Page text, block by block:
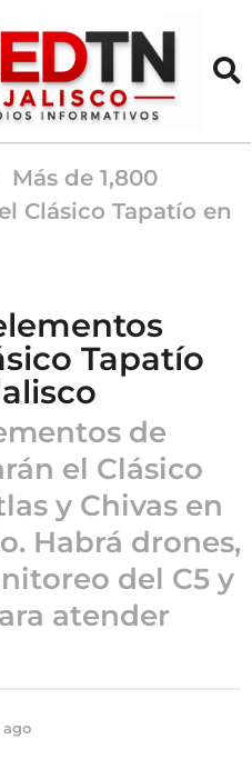
Más de 1,800
Clásico Tapatío en
Tapatío
de
el Clásico
y Chivas en
Habrá drones,
del C5 y
atender
ago